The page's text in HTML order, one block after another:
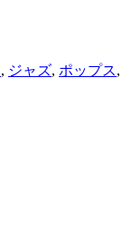
, ジャズ, ポップス,